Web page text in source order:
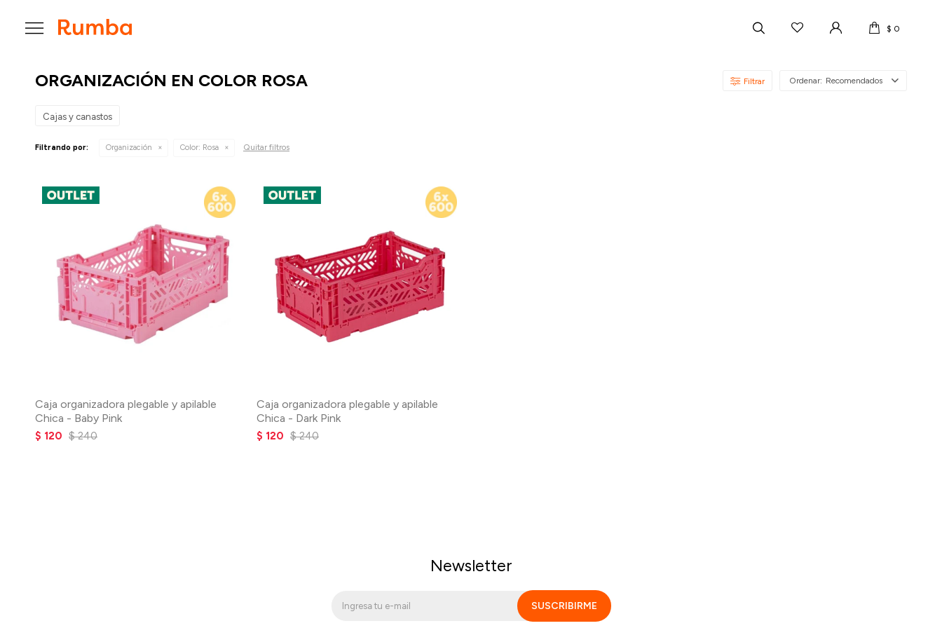
$ 0

ORGANIZACIÓN EN COLOR ROSA Recomendados
Cajas y canastos
Filtrando por: Organización Color: Rosa Quitar filtros
Caja organizadora plegable y apilable
Chica - Baby Pink
$ 120 $ 240
Caja organizadora plegable y apilable
Chica - Dark Pink
$ 120 $ 240
Newsletter
SUSCRIBIRME